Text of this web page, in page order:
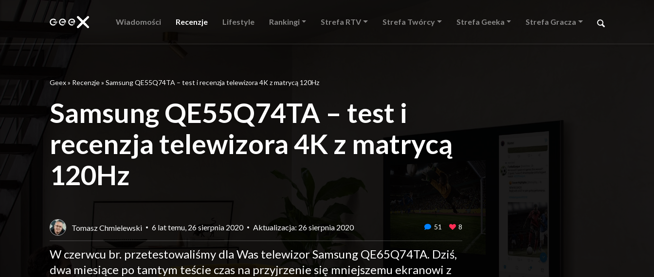
Wiadomości Recenzje Lifestyle Rankingi Strefa RTV Strefa Twórcy Strefa Geeka Strefa Gracza
Geex» Recenzje» Samsung QE55Q74TA – test i recenzja telewizora 4K z matrycą 120Hz
Samsung QE55Q74TA – test i
recenzja telewizora 4K z matrycą
120Hz
Tomasz Chmielewski 6 lat temu, 26 sierpnia 2020 Aktualizacja: 26 sierpnia 2020 51 8
W czerwcu br. przetestowaliśmy dla Was telewizor Samsung QE65Q74TA. Dziś,
dwa miesiące po tamtym teście czas na przyjrzenie się mniejszemu ekranowi z